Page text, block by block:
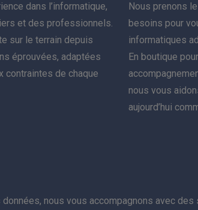
dans l’informatique,
et des professionnels.
sur le terrain depuis
éprouvées, adaptées
contraintes de chaque
Nous prenons
besoins pour
informatiques
En boutique
nous vous
aujourd’hui
nous vous accompagnons avec